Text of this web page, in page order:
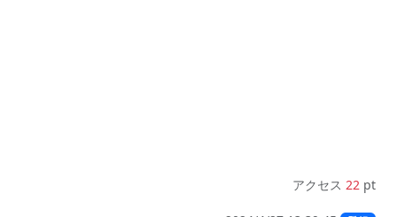
アクセス 22 pt